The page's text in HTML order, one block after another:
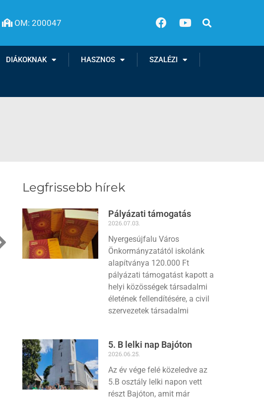
OM: 200047
DIÁKOKNAK HASZNOS SZALÉZI
Legfrissebb hírek
Pályázati támogatás
2026.07.03.
Nyergesújfalu Város
Önkormányzatától iskolánk
alapítványa 120.000 Ft
pályázati támogatást kapott a
helyi közösségek társadalmi
életének fellendítésére, a civil
szervezetek társadalmi
5. B lelki nap Bajóton
2026.06.25.
Az év vége felé közeledve az
5.B osztály lelki napon vett
részt Bajóton, amit már